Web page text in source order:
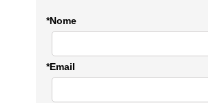
*Nome
*Email